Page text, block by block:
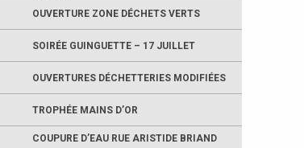
OUVERTURE ZONE DÉCHETS VERTS
SOIRÉE GUINGUETTE – 17 JUILLET
OUVERTURES DÉCHETTERIES MODIFIÉES
TROPHÉE MAINS D’OR
COUPURE D’EAU RUE ARISTIDE BRIAND